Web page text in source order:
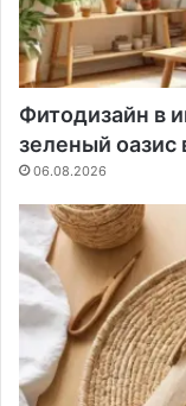
Фитодизайн в
зеленый оазис
06.08.2026